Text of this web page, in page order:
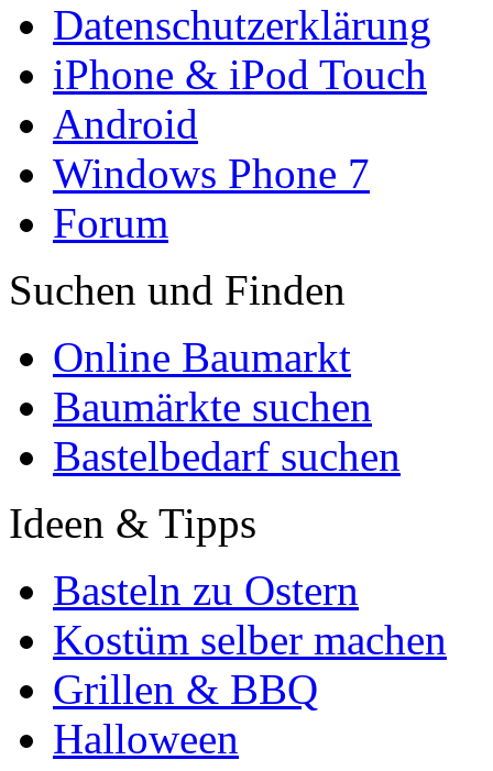
Datenschutzerklärung
iPhone & iPod Touch
Android
Windows Phone 7
Forum
Suchen und Finden
Online Baumarkt
Baumärkte suchen
Bastelbedarf suchen
Ideen & Tipps
Basteln zu Ostern
Kostüm selber machen
Grillen & BBQ
Halloween